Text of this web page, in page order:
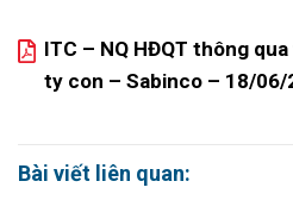
ITC – NQ HĐQT thông
ty con – Sabinco – 18/06/
Bài viết liên quan: